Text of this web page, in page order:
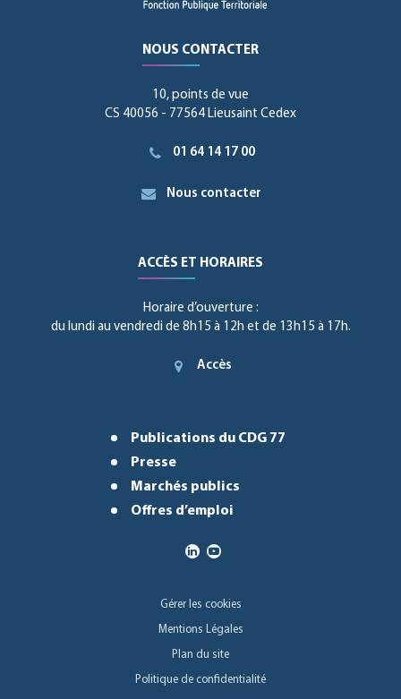
NOUS CONTACTER
10, points de vue
CS 40056 - 77564 Lieusaint Cedex
01 64 14 17 00
Nous contacter
ACCÈS ET HORAIRES
Horaire d’ouverture :
du lundi au vendredi de 8h15 à 12h et de 13h15 à 17h.
Accès
Publications du CDG 77
Presse
Marchés publics
Offres d’emploi
Gérer les cookies
Mentions Légales
Plan du site
Politique de confidentialité